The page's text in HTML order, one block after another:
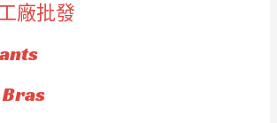
廠批發